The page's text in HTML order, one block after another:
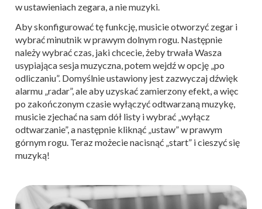
w ustawieniach zegara, a nie muzyki.
Aby skonfigurować tę funkcję, musicie otworzyć zegar i
wybrać minutnik w prawym dolnym rogu. Następnie
należy wybrać czas, jaki chcecie, żeby trwała Wasza
usypiająca sesja muzyczna, potem wejdź w opcję „po
odliczaniu”. Domyślnie ustawiony jest zazwyczaj dźwięk
alarmu „radar”, ale aby uzyskać zamierzony efekt, a więc
po zakończonym czasie wyłączyć odtwarzaną muzykę,
musicie zjechać na sam dół listy i wybrać „wyłącz
odtwarzanie”, a następnie kliknąć „ustaw” w prawym
górnym rogu. Teraz możecie nacisnąć „start” i cieszyć się
muzyką!